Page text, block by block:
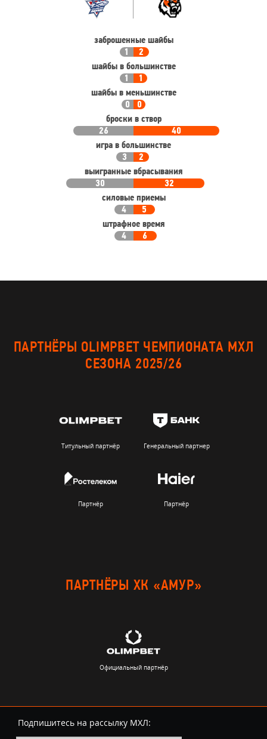
заброшенные шайбы
1
2
шайбы в большинстве
1
1
шайбы в меньшинстве
0
0
броски в створ
26
40
игра в большинстве
3
2
выигранные вбрасывания
30
32
силовые приемы
4
5
штрафное время
4
6
ПАРТНЁРЫ OLIMPBET ЧЕМПИОНАТА МХЛ
СЕЗОНА 2025/26
Титульный партнёр Генеральный партнер
Партнёр Партнёр
ПАРТНЁРЫ ХК «АМУР»
Официальный партнёр
Подпишитесь на рассылку МХЛ: